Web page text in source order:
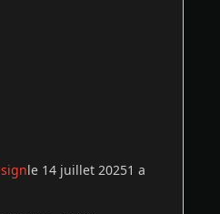
le 14 juillet 20251 a